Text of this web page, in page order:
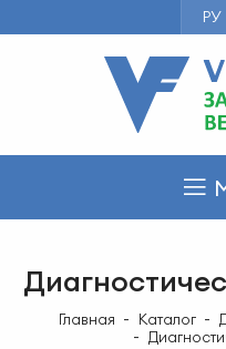
РУ
Главная Каталог